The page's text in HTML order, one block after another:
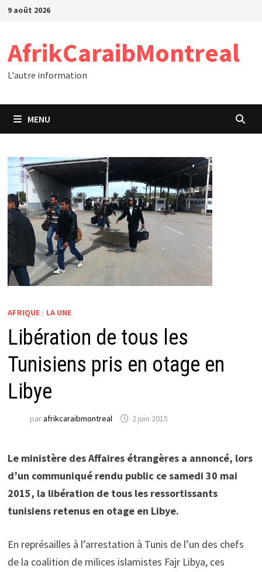
Passer
9 août 2026
AfrikCaraibMontreal
L'autre information
MENU
AFRIQUE/ LA UNE
Libération de tous les
Tunisiens pris en otage en
Libye
parafrikcaraibmontreal 2 juin 2015
Le ministère des Affaires étrangères a annoncé, lors
d’un communiqué rendu public ce samedi 30 mai
2015, la libération de tous les ressortissants
tunisiens retenus en otage en Libye.
En représailles à l’arrestation à Tunis de l’un des chefs
de la coalition de milices islamistes Fajr Libya, ces